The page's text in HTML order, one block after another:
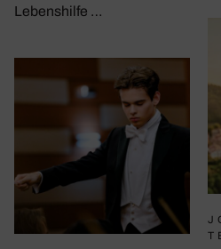
Lebenshilfe …